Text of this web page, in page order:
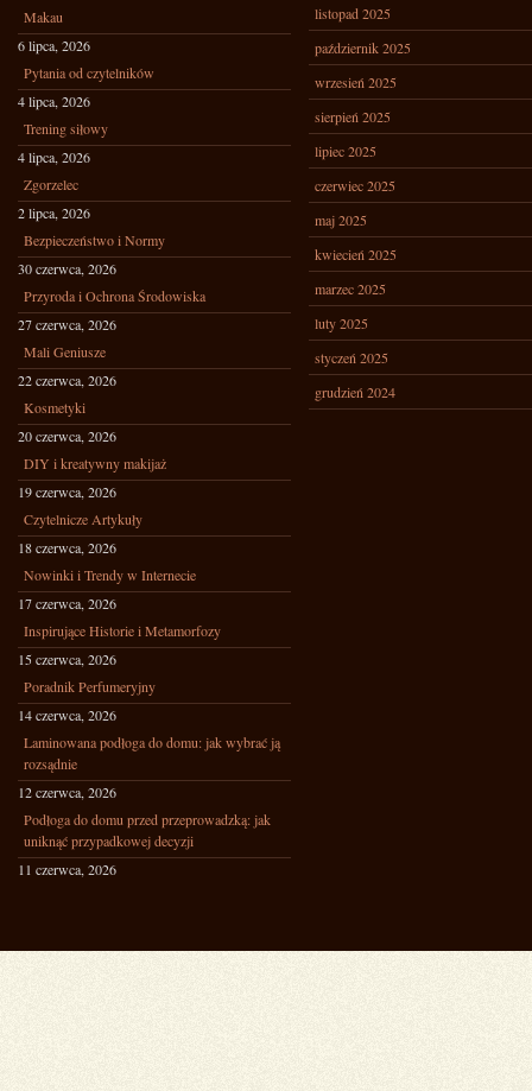
Makau
6 lipca, 2026
Pytania od czytelników
4 lipca, 2026
Trening siłowy
4 lipca, 2026
Zgorzelec
2 lipca, 2026
Bezpieczeństwo i Normy
30 czerwca, 2026
Przyroda i Ochrona Środowiska
27 czerwca, 2026
Mali Geniusze
22 czerwca, 2026
Kosmetyki
20 czerwca, 2026
DIY i kreatywny makijaż
19 czerwca, 2026
Czytelnicze Artykuły
18 czerwca, 2026
Nowinki i Trendy w Internecie
17 czerwca, 2026
Inspirujące Historie i Metamorfozy
15 czerwca, 2026
Poradnik Perfumeryjny
14 czerwca, 2026
Laminowana podłoga do domu: jak wybrać ją
rozsądnie
12 czerwca, 2026
Podłoga do domu przed przeprowadzką: jak
uniknąć przypadkowej decyzji
11 czerwca, 2026
listopad 2025
październik 2025
wrzesień 2025
sierpień 2025
lipiec 2025
czerwiec 2025
maj 2025
kwiecień 2025
marzec 2025
luty 2025
styczeń 2025
grudzień 2024